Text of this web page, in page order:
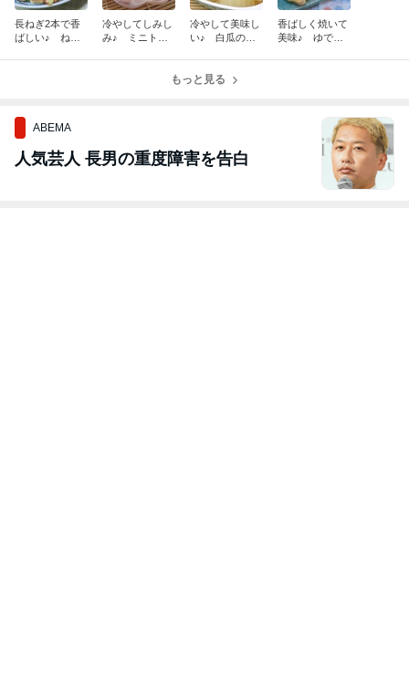
長ねぎ2本で香
ばしい♪ ねぎ
冷やしてしみし
み♪ ミニトマ
冷やして美味し
い♪ 白瓜のめ
香ばしく焼いて
美味♪ ゆでた
もっと見る
ABEMA
人気芸人 長男の重度障害を告白